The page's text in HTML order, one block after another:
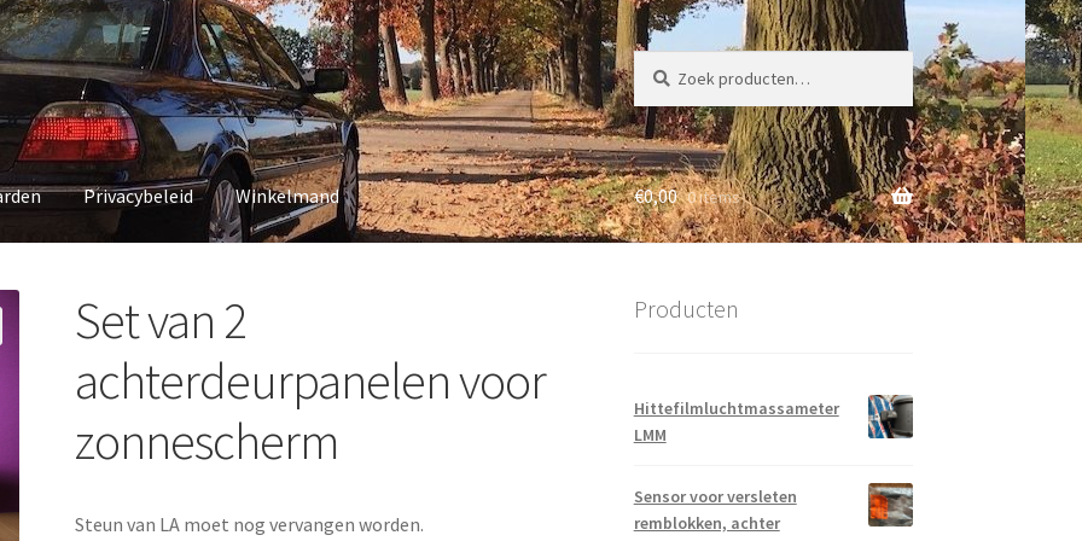
Zoeken
naar:
Zoeken
Privacybeleid Winkelmand €0,00 0 items
Set van 2
achterdeurpanelen voor
zonnescherm
Steun van LA moet nog vervangen worden.
Producten
Hittefilmluchtmassameter
LMM
Sensor voor versleten
remblokken, achter